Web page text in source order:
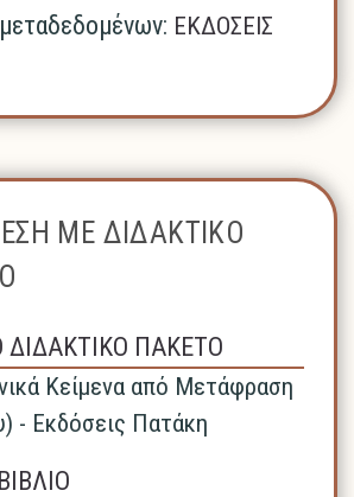
ΕΚΔΟΣΕΙΣ
ΜΕ ΔΙΔΑΚΤΙΚΟ
ΔΙΔΑΚΤΙΚΟ ΠΑΚΕΤΟ
Κείμενα από Μετάφραση
- Εκδόσεις Πατάκη